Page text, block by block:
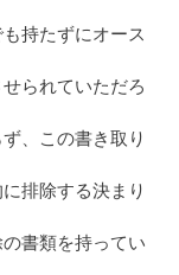
持たずにオース
られていただろ
、この書き取り
排除する決まり
書類を持ってい